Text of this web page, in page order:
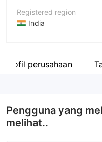
Registered region
India
Nama perusahaan
Profil perusahaan
Pengguna yang
melihat..